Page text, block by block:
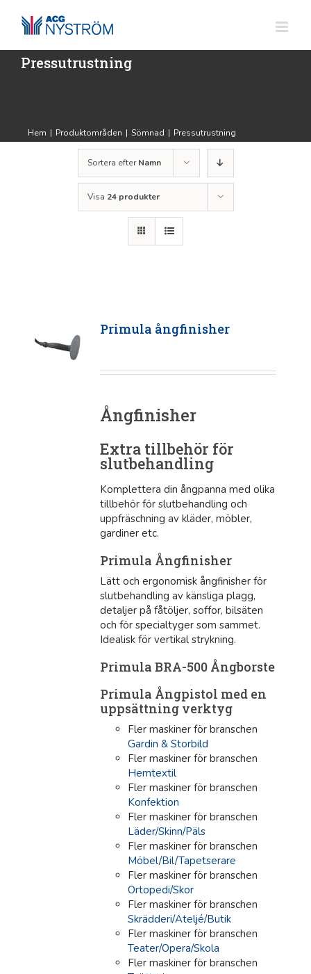
innehållet
Pressutrustning
Hem | Produktområden | Sömnad | Pressutrustning
Sortera efterNamn
Visa 24 produkter
Primula ångfinisher
Ångfinisher
Extra tillbehör för
slutbehandling
Komplettera din ångpanna med olika
tillbehör för slutbehandling och
uppfräschning av kläder, möbler,
gardiner etc.
Primula Ångfinisher
Lätt och ergonomisk ångfinisher för
slutbehandling av känsliga plagg,
detaljer på fåtöljer, soffor, bilsäten
och för specialtyger som sammet.
Idealisk för vertikal strykning.
Primula BRA-500 Ångborste
Primula Ångpistol med en
uppsättning verktyg
Fler maskiner för branschen
Gardin & Storbild
Fler maskiner för branschen
Hemtextil
Fler maskiner för branschen
Konfektion
Fler maskiner för branschen
Läder/Skinn/Päls
Fler maskiner för branschen
Möbel/Bil/Tapetserare
Fler maskiner för branschen
Ortopedi/Skor
Fler maskiner för branschen
Skrädderi/Ateljé/Butik
Fler maskiner för branschen
Teater/Opera/Skola
Fler maskiner för branschen